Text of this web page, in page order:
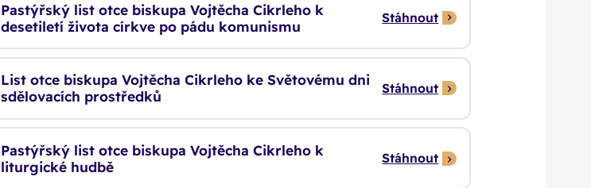
Pastýřský list otce biskupa Vojtěcha Cikrleho k
desetiletí života církve po pádu komunismu
Stáhnout
List otce biskupa Vojtěcha Cikrleho ke Světovému dni
sdělovacích prostředků
Stáhnout
Pastýřský list otce biskupa Vojtěcha Cikrleho k
liturgické hudbě
Stáhnout